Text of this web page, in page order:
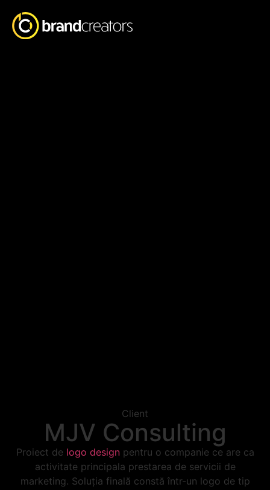
Client
MJV Consulting
Proiect de logo designpentru o companie ce are ca
activitate principala prestarea de servicii de
marketing. Soluția finală constă într-un logo de tip